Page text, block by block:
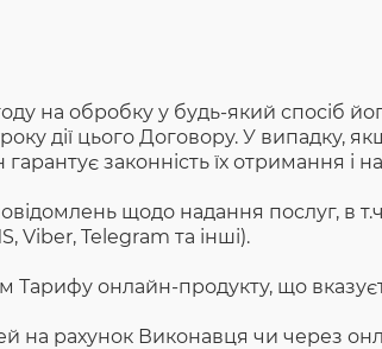
на обробку у будь-який спосіб
дії цього Договору. У випадку,
законність їх отримання і
щодо надання послуг, в
Viber, Telegram та інші).
Тарифу онлайн-продукту, що
рахунок Виконавця чи через